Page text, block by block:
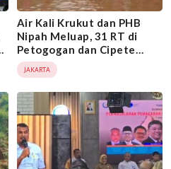
Air Kali Krukut dan PHB
Nipah Meluap, 31 RT di
Petogogan dan Cipete
Utara Kebanjiran
JAKARTA